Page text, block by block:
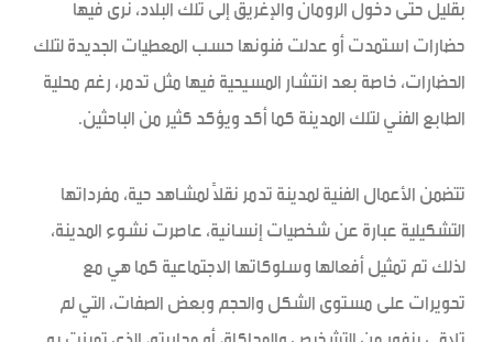
حضارات استمدت أو عدلت فنونها حسب المعطيات الجديدة لتلك
الحضارات، خاصة بعد انتشار المسيحية فيها مثل تدمر، رغم محلية
الطابع الفني لتلك المدينة كما أكد ويؤكد كثير من الباحثين.
تتضمن الأعمال الفنية لمدينة تدمر نقلاً لمشاهد حية، مفرداتها
التشكيلية عبارة عن شخصيات إنسانية، عاصرت نشوء المدينة،
لذلك تم تمثيل أفعالها وسلوكاتها الاجتماعية كما هي مع
تحويرات على مستوى الشكل والحجم وبعض الصفات، التي لم